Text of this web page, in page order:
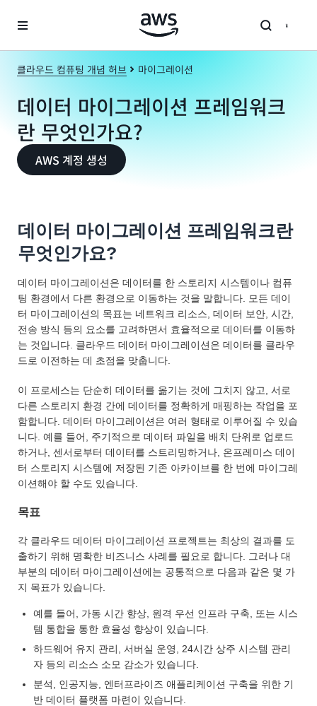
클라우드 컴퓨팅 개념 허브 마이그레이션
데이터 마이그레이션 프레임워크
란 무엇인가요?
AWS 계정 생성
데이터 마이그레이션 프레임워크란
무엇인가요?
데이터 마이그레이션은 데이터를 한 스토리지 시스템이나 컴퓨
팅 환경에서 다른 환경으로 이동하는 것을 말합니다. 모든 데이
터 마이그레이션의 목표는 네트워크 리소스, 데이터 보안, 시간,
전송 방식 등의 요소를 고려하면서 효율적으로 데이터를 이동하
는 것입니다. 클라우드 데이터 마이그레이션은 데이터를 클라우
드로 이전하는 데 초점을 맞춥니다.
이 프로세스는 단순히 데이터를 옮기는 것에 그치지 않고, 서로
다른 스토리지 환경 간에 데이터를 정확하게 매핑하는 작업을 포
함합니다. 데이터 마이그레이션은 여러 형태로 이루어질 수 있습
니다. 예를 들어, 주기적으로 데이터 파일을 배치 단위로 업로드
하거나, 센서로부터 데이터를 스트리밍하거나, 온프레미스 데이
터 스토리지 시스템에 저장된 기존 아카이브를 한 번에 마이그레
이션해야 할 수도 있습니다.
목표
각 클라우드 데이터 마이그레이션 프로젝트는 최상의 결과를 도
출하기 위해 명확한 비즈니스 사례를 필요로 합니다. 그러나 대
부분의 데이터 마이그레이션에는 공통적으로 다음과 같은 몇 가
지 목표가 있습니다.
예를 들어, 가동 시간 향상, 원격 우선 인프라 구축, 또는 시스
템 통합을 통한 효율성 향상이 있습니다.
하드웨어 유지 관리, 서버실 운영, 24시간 상주 시스템 관리
자 등의 리소스 소모 감소가 있습니다.
분석, 인공지능, 엔터프라이즈 애플리케이션 구축을 위한 기
반 데이터 플랫폼 마련이 있습니다.